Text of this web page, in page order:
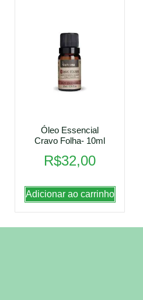
Óleo Essencial
Cravo Folha- 10ml
R$32,00
Adicionar ao carrinho